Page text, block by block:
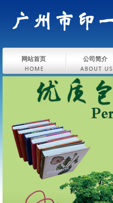
网站首页 公司简介